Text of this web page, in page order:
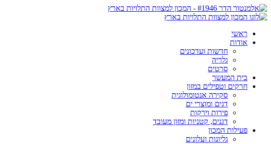
ראשי
אודות
חדשות ועדכונים
גלריה
סרטים
בית המעשר
חרקים וטפילים במזון
סקירה אנטומולוגית
דגים ומוצרי ים
פירות וירקות
דגנים, קטניות ומזון מעובד
פעילות המכון
גליונות ועלונים